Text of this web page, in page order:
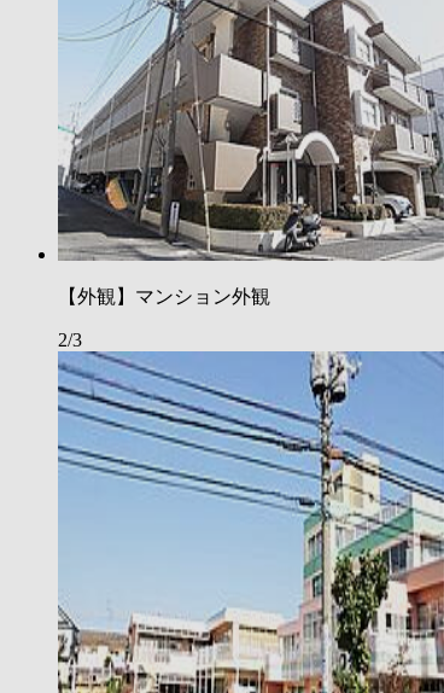
【外観】マンション外観
2/3